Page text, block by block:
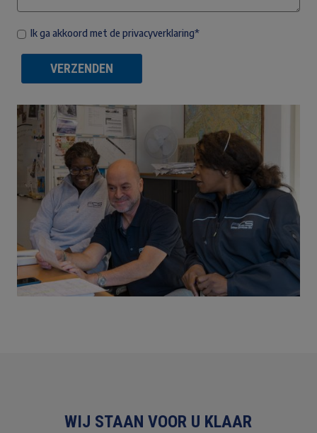
Ik ga akkoord met de privacyverklaring*
VERZENDEN
WIJ STAAN VOOR U KLAAR